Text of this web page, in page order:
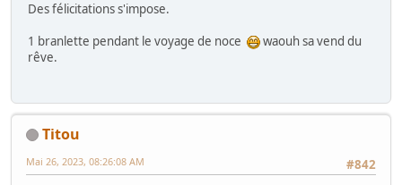
Des félicitations s'impose.
1 branlette pendant le voyage de noce
waouh sa vend du
rêve.
Titou
#842
Mai 26, 2023, 08:26:08 AM